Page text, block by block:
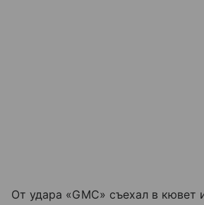
От удара «GMC» съехал в кювет